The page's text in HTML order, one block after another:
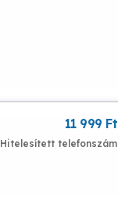
11 999 Ft
Hitelesített telefonszám